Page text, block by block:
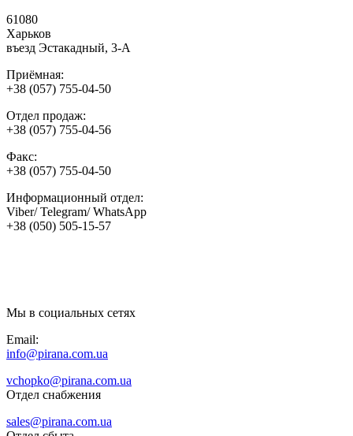
61080
Харьков
въезд Эстакадный, 3-А
Приёмная:
+38 (057) 755-04-50
Отдел продаж:
+38 (057) 755-04-56
Факс:
+38 (057) 755-04-50
Информационный отдел:
Viber/ Telegram/ WhatsApp
+38 (050) 505-15-57
Мы в социальных сетях
Email:
info@pirana.com.ua
vchopko@pirana.com.ua
Отдел снабжения
sales@pirana.com.ua